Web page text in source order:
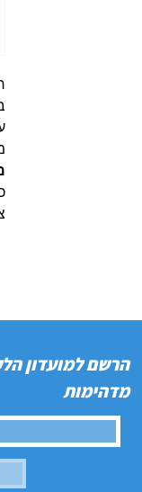
הרשם למועדון
מדהימות